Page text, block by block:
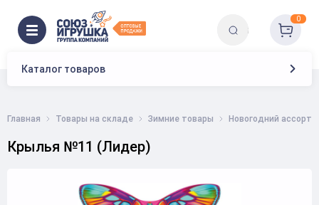
Каталог товаров
0
Главная Товары на складе Зимние товары Новогодний
Крылья №11 (Лидер)